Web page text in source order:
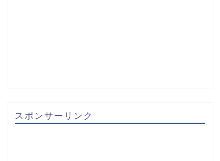
スポンサーリンク